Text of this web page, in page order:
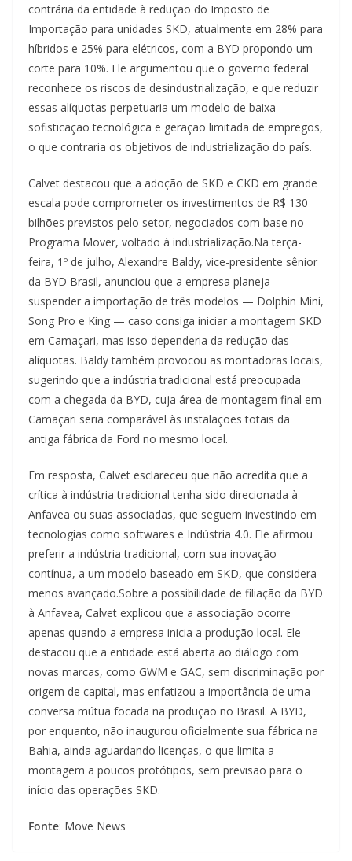
contrária da entidade à redução do Imposto de
Importação para unidades SKD, atualmente em 28% para
híbridos e 25% para elétricos, com a BYD propondo um
corte para 10%. Ele argumentou que o governo federal
reconhece os riscos de desindustrialização, e que reduzir
essas alíquotas perpetuaria um modelo de baixa
sofisticação tecnológica e geração limitada de empregos,
o que contraria os objetivos de industrialização do país.
Calvet destacou que a adoção de SKD e CKD em grande
escala pode comprometer os investimentos de R$ 130
bilhões previstos pelo setor, negociados com base no
Programa Mover, voltado à industrialização.Na terça-
feira, 1º de julho, Alexandre Baldy, vice-presidente sênior
da BYD Brasil, anunciou que a empresa planeja
suspender a importação de três modelos — Dolphin Mini,
Song Pro e King — caso consiga iniciar a montagem SKD
em Camaçari, mas isso dependeria da redução das
alíquotas. Baldy também provocou as montadoras locais,
sugerindo que a indústria tradicional está preocupada
com a chegada da BYD, cuja área de montagem final em
Camaçari seria comparável às instalações totais da
antiga fábrica da Ford no mesmo local.
Em resposta, Calvet esclareceu que não acredita que a
crítica à indústria tradicional tenha sido direcionada à
Anfavea ou suas associadas, que seguem investindo em
tecnologias como softwares e Indústria 4.0. Ele afirmou
preferir a indústria tradicional, com sua inovação
contínua, a um modelo baseado em SKD, que considera
menos avançado.Sobre a possibilidade de filiação da BYD
à Anfavea, Calvet explicou que a associação ocorre
apenas quando a empresa inicia a produção local. Ele
destacou que a entidade está aberta ao diálogo com
novas marcas, como GWM e GAC, sem discriminação por
origem de capital, mas enfatizou a importância de uma
conversa mútua focada na produção no Brasil. A BYD,
por enquanto, não inaugurou oficialmente sua fábrica na
Bahia, ainda aguardando licenças, o que limita a
montagem a poucos protótipos, sem previsão para o
início das operações SKD.
Fonte: Move News